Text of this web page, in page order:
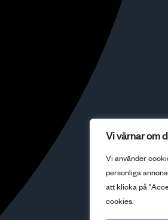
Vi värnar om
Vi använder
personliga
att klicka på
cookies.